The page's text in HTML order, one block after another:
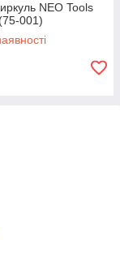
NEO Tools
001)